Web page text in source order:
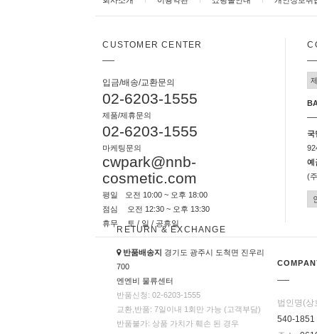
CUSTOMER CENTER
입금/배송/교환문의
02-6203-1555
제품/제휴문의
02-6203-1555
마케팅문의
cwpark@nnb-
cosmetic.com
평일
오전 10:00 ~ 오후 18:00
점심
오전 12:30 ~ 오후 13:30
휴무
토 / 일 / 공휴일
국
예
(
RETURN & EXCHANGE
반품배송지 경기도 광주시 도척면 진우리
700
엔엔비 물류센터
반품신청: 02-6203-1555
교환,반품: 7일이내 1회만 가능 (고객부담)
반품불가: 상품 가치가 훼손 된 경우
법인명(상
540-1851